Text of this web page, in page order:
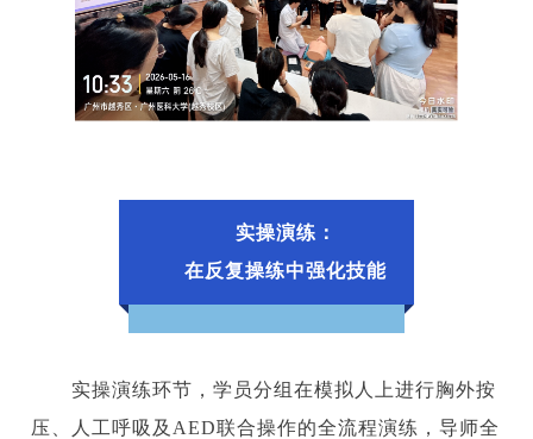
实操演练：
在反复操练中强化技能
实操演练环节，学员分组在模拟人上进行胸外按
压、人工呼吸及AED联合操作的全流程演练，导师全